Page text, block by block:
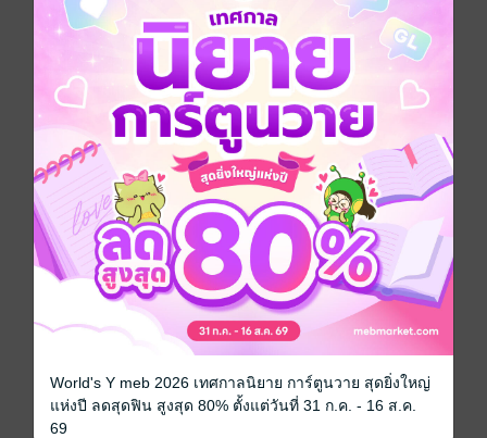
ไม่พบข้อมูลในหัวข้อที่คุณกำลังชมค่ะ
World's Y meb 2026 เทศกาลนิยาย การ์ตูนวาย สุดยิ่งใหญ่
แห่งปี ลดสุดฟิน สูงสุด 80% ตั้งแต่วันที่ 31 ก.ค. - 16 ส.ค.
69